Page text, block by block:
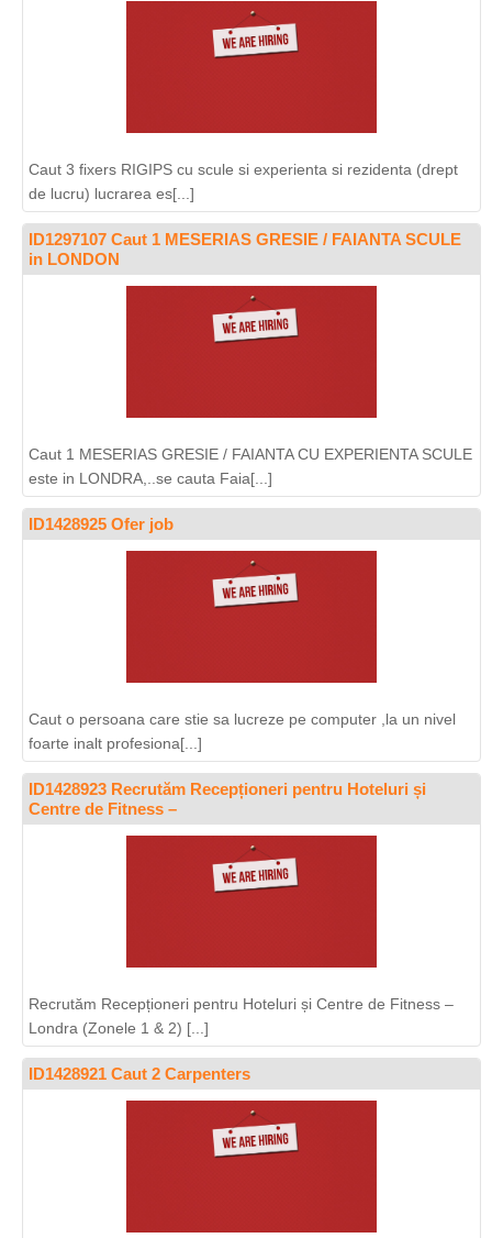
Caut 3 fixers RIGIPS cu scule si experienta si rezidenta (drept
de lucru) lucrarea es[...]
ID1297107 Caut 1 MESERIAS GRESIE / FAIANTA SCULE
in LONDON
Caut 1 MESERIAS GRESIE / FAIANTA CU EXPERIENTA SCULE
este in LONDRA,..se cauta Faia[...]
ID1428925 Ofer job
Caut o persoana care stie sa lucreze pe computer ,la un nivel
foarte inalt profesiona[...]
ID1428923 Recrutăm Recepționeri pentru Hoteluri și
Centre de Fitness –
Recrutăm Recepționeri pentru Hoteluri și Centre de Fitness –
Londra (Zonele 1 & 2) [...]
ID1428921 Caut 2 Carpenters